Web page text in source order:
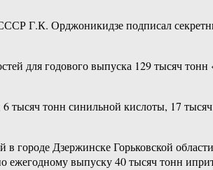
Г.К. Орджоникидзе подписал
для годового выпуска 129 тысяч
тонн синильной кислоты, 17
городе Дзержинске Горьковской
ежегодному выпуску 40 тысяч тонн